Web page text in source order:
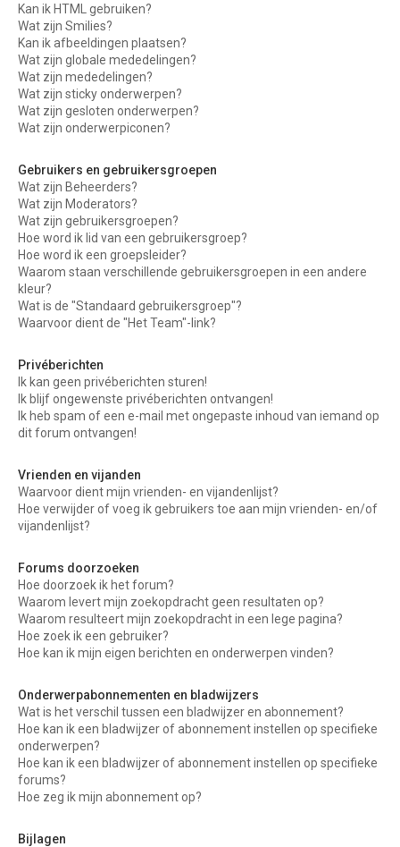
Kan ik HTML gebruiken?
Wat zijn Smilies?
Kan ik afbeeldingen plaatsen?
Wat zijn globale mededelingen?
Wat zijn mededelingen?
Wat zijn sticky onderwerpen?
Wat zijn gesloten onderwerpen?
Wat zijn onderwerpiconen?
Gebruikers en gebruikersgroepen
Wat zijn Beheerders?
Wat zijn Moderators?
Wat zijn gebruikersgroepen?
Hoe word ik lid van een gebruikersgroep?
Hoe word ik een groepsleider?
Waarom staan verschillende gebruikersgroepen in een andere
kleur?
Wat is de "Standaard gebruikersgroep"?
Waarvoor dient de "Het Team"-link?
Privéberichten
Ik kan geen privéberichten sturen!
Ik blijf ongewenste privéberichten ontvangen!
Ik heb spam of een e-mail met ongepaste inhoud van iemand op
dit forum ontvangen!
Vrienden en vijanden
Waarvoor dient mijn vrienden- en vijandenlijst?
Hoe verwijder of voeg ik gebruikers toe aan mijn vrienden- en/of
vijandenlijst?
Forums doorzoeken
Hoe doorzoek ik het forum?
Waarom levert mijn zoekopdracht geen resultaten op?
Waarom resulteert mijn zoekopdracht in een lege pagina?
Hoe zoek ik een gebruiker?
Hoe kan ik mijn eigen berichten en onderwerpen vinden?
Onderwerpabonnementen en bladwijzers
Wat is het verschil tussen een bladwijzer en abonnement?
Hoe kan ik een bladwijzer of abonnement instellen op specifieke
onderwerpen?
Hoe kan ik een bladwijzer of abonnement instellen op specifieke
forums?
Hoe zeg ik mijn abonnement op?
Bijlagen